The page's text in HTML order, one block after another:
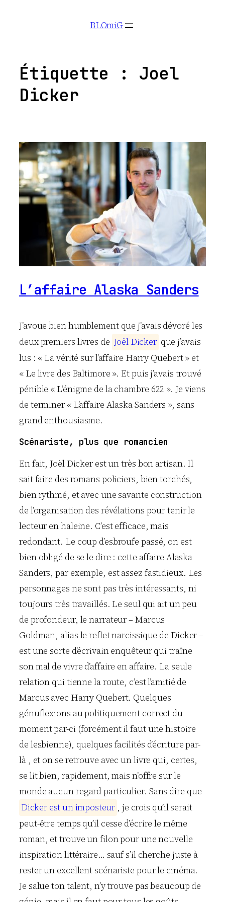
BLOmiG
Étiquette : Joel
Dicker
L’affaire Alaska Sanders
J’avoue bien humblement que j’avais dévoré les
deux premiers livres de Joël Dicker que j’avais
lus : « La vérité sur l’affaire Harry Quebert » et
« Le livre des Baltimore ». Et puis j’avais trouvé
pénible « L’énigme de la chambre 622 ». Je viens
de terminer « L’affaire Alaska Sanders », sans
grand enthousiasme.
Scénariste, plus que romancien
En fait, Joël Dicker est un très bon artisan. Il
sait faire des romans policiers, bien torchés,
bien rythmé, et avec une savante construction
de l’organisation des révélations pour tenir le
lecteur en haleine. C’est efficace, mais
redondant. Le coup d’esbroufe passé, on est
bien obligé de se le dire : cette affaire Alaska
Sanders, par exemple, est assez fastidieux. Les
personnages ne sont pas très intéressants, ni
toujours très travaillés. Le seul qui ait un peu
de profondeur, le narrateur – Marcus
Goldman, alias le reflet narcissique de Dicker –
est une sorte d’écrivain enquêteur qui traîne
son mal de vivre d’affaire en affaire. La seule
relation qui tienne la route, c’est l’amitié de
Marcus avec Harry Quebert. Quelques
génuflexions au politiquement correct du
moment par-ci (forcément il faut une histoire
de lesbienne), quelques facilités d’écriture par-
là , et on se retrouve avec un livre qui, certes,
se lit bien, rapidement, mais n’offre sur le
monde aucun regard particulier. Sans dire que
Dicker estun imposteur , je crois qu’il serait
peut-être temps qu’il cesse d’écrire le même
roman, et trouve un filon pour une nouvelle
inspiration littéraire… sauf s’il cherche juste à
rester un excellent scénariste pour le cinéma.
Je salue ton talent, n’y trouve pas beaucoup de